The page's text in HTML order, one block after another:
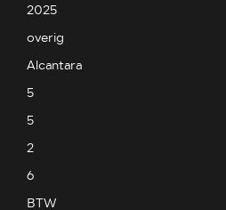
2025
overig
Alcantara
5
5
2
6
BTW